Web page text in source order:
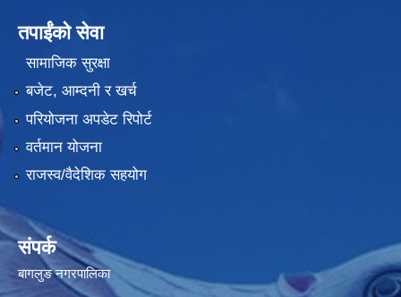
तपाईंको सेवा
सामाजिक सुरक्षा
बजेट, आम्दनी र खर्च
परियोजना अपडेट रिपोर्ट
वर्तमान योजना
राजस्व/वैदेशिक सहयोग
संपर्क
बागलुङ नगरपालिका